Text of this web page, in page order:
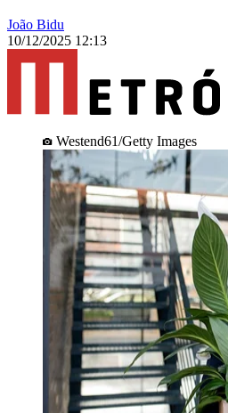
João Bidu
10/12/2025 12:13
Westend61/Getty Images